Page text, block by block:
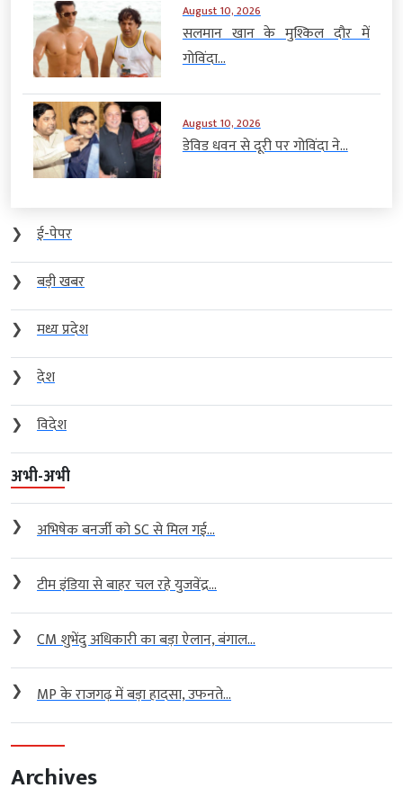
August 10, 2026
सलमान खान के मुश्किल दौर में
गोविंदा...
August 10, 2026
डेविड धवन से दूरी पर गोविंदा ने...
❯
ई-पेपर
❯
बड़ी खबर
❯
मध्य प्रदेश
❯
देश
❯
विदेश
अभी-अभी
❯ अभिषेक बनर्जी को SC से मिल गई...
❯ टीम इंडिया से बाहर चल रहे युजवेंद्र...
❯ CM शुभेंदु अधिकारी का बड़ा ऐलान, बंगाल...
❯ MP के राजगढ़ में बड़ा हादसा, उफनते...
Archives